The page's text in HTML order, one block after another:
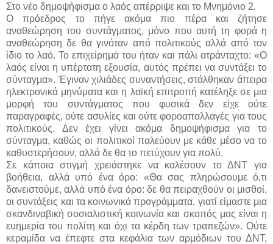
Στο νέο δημοψήφισμα ο λαός απέρριψε και το Μνημόνιο 2.
Ο πρόεδρος το πήγε ακόμα πιο πέρα και ζήτησε
αναθεώρηση του συντάγματος, μόνο που αυτή τη φορά η
αναθεώρηση δε θα γινόταν από πολιτικούς αλλά από τον
ίδιο το λαό. Το επιχείρημά του ήταν και πάλι ατράνταχτο: «Ο
λαός είναι η υπέρτατη εξουσία, αυτός πρέπει να συντάξει το
σύνταγμα». Έγιναν χιλιάδες συναντήσεις, στάλθηκαν άπειρα
ηλεκτρονικά μηνύματα και η λαϊκή επιτροπή κατέληξε σε μια
μορφή του συντάγματος που φυσικά δεν είχε ούτε
παραγραφές, ούτε ασυλίες και ούτε φοροαπαλλαγές για τους
πολιτικούς. Δεν έχει γίνει ακόμα δημοψήφισμα για το
σύνταγμα, καθώς οι πολιτικοί παλεύουν με κάθε μέσο να το
καθυστερήσουν, αλλά δε θα το πετύχουν για πολύ.
Σε κάποια στιγμή χρειάστηκε να καλέσουν το ΔΝΤ για
βοήθεια, αλλά υπό ένα όρο: «Θα σας πληρώσουμε ό,τι
δανειστούμε, αλλά υπό ένα όρο: δε θα πειραχθούν οι μισθοί,
οι συντάξεις και τα κοινωνικά προγράμματα, γιατί είμαστε μια
σκανδιναβική σοσιαλιστική κοινωνία και σκοπός μας είναι η
ευημερία του πολίτη και όχι τα κέρδη των τραπεζών». Ούτε
κεραμίδα να έπεφτε στα κεφάλια των αρμόδιων του ΔΝΤ,